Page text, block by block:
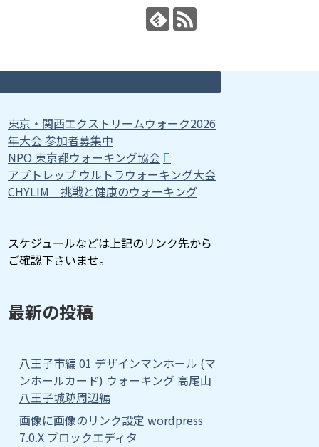
東京・関西エクストリームウォーク2026
年大会 参加者募集中
NPO 東京都ウォーキング協会
アプトレップ ウルトラウォーキング大会
CHYLIM 挑戦と健康のウォーキング
スケジュールなどは上記のリンク先から
ご確認下さいませ。
最新の投稿
八王子市編 01 デザインマンホール (マ
ンホールカード) ウォーキング 高尾山
八王子城跡周辺編
画像に画像のリンク設定 wordpress
7.0.X ブロックエディタ